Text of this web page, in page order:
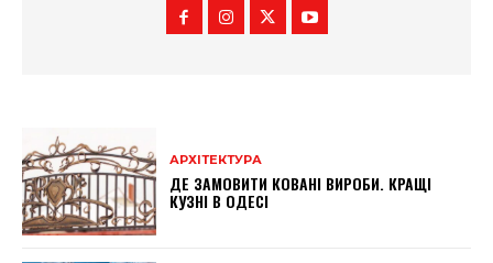
АРХІТЕКТУРА
ДЕ ЗАМОВИТИ КОВАНІ ВИРОБИ. КРАЩІ
КУЗНІ В ОДЕСІ